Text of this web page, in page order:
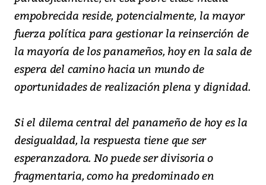
empobrecida reside, potencialmente, la mayor
fuerza política para gestionar la reinserción de
la mayoría de los panameños, hoy en la sala de
espera del camino hacia un mundo de
oportunidades de realización plena y dignidad.
Si el dilema central del panameño de hoy es la
desigualdad, la respuesta tiene que ser
esperanzadora. No puede ser divisoria o
fragmentaria, como ha predominado en